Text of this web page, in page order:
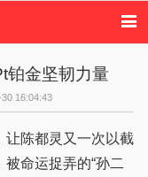
乐
欧美娱乐
闻
内地明星八卦
八卦
铂金坚韧力量
16:04:43
陈都灵又一次以截
命运捉弄的“孙二